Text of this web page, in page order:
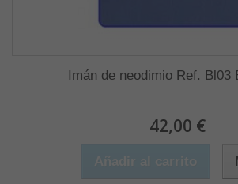
Imán de neodimio Ref. Bl03
42,00 €